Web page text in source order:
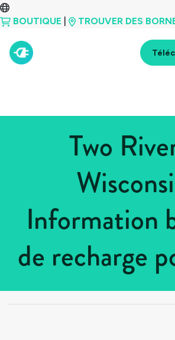
BOUTIQUE TROUVER DES
Two
Information
de recharge
États-Unis >